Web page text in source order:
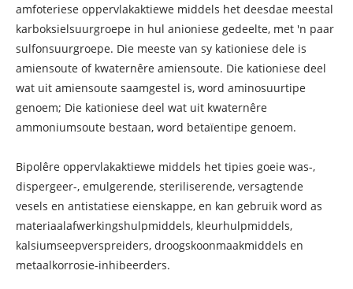
amfoteriese oppervlakaktiewe middels het deesdae meestal
karboksielsuurgroepe in hul anioniese gedeelte, met 'n paar
sulfonsuurgroepe. Die meeste van sy kationiese dele is
amiensoute of kwaternêre amiensoute. Die kationiese deel
wat uit amiensoute saamgestel is, word aminosuurtipe
genoem; Die kationiese deel wat uit kwaternêre
ammoniumsoute bestaan, word betaïentipe genoem.
Bipolêre oppervlakaktiewe middels het tipies goeie was-,
dispergeer-, emulgerende, steriliserende, versagtende
vesels en antistatiese eienskappe, en kan gebruik word as
materiaalafwerkingshulpmiddels, kleurhulpmiddels,
kalsiumseepverspreiders, droogskoonmaakmiddels en
metaalkorrosie-inhibeerders.